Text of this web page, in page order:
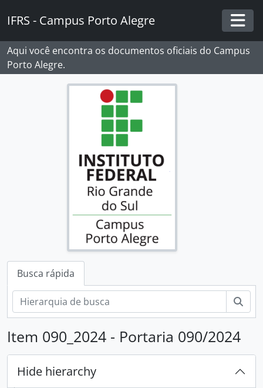
IFRS - Campus Porto Alegre
Aqui você encontra os documentos oficiais do Campus
Porto Alegre.
Busca rápida
Item 090_2024 - Portaria 090/2024
Hide hierarchy